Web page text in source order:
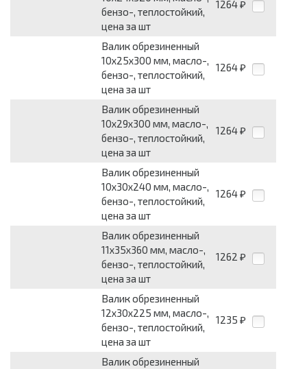
бензо-, теплостойкий,
цена за шт
1264 ₽
Валик обрезиненный
10x25x300 мм, масло-,
бензо-, теплостойкий,
цена за шт
1264 ₽
Валик обрезиненный
10x29x300 мм, масло-,
бензо-, теплостойкий,
цена за шт
1264 ₽
Валик обрезиненный
10x30x240 мм, масло-,
бензо-, теплостойкий,
цена за шт
1264 ₽
Валик обрезиненный
11x35x360 мм, масло-,
бензо-, теплостойкий,
цена за шт
1262 ₽
Валик обрезиненный
12x30x225 мм, масло-,
бензо-, теплостойкий,
цена за шт
1235 ₽
Валик обрезиненный